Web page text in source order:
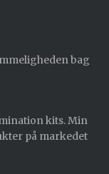
bag
kits. Min
på markedet